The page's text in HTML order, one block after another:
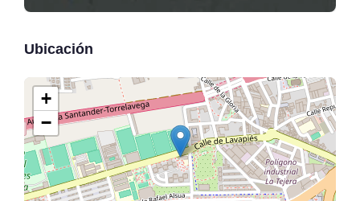
Ubicación
+
−